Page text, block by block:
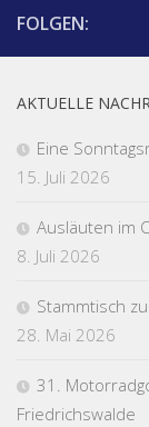
FOLGEN:
AKTUELLE
Eine
15. Juli 2026
Ausläuten im
8. Juli 2026
Stammtisch
28. Mai 2026
31.
Friedrichswalde